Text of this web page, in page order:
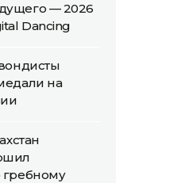
— 2026
Dancing
на
гребному